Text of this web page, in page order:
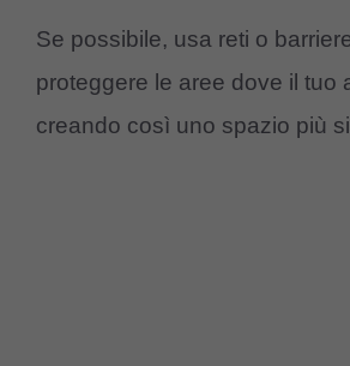
Se possibile, usa reti o
proteggere le aree dove il tuo
creando così uno spazio più